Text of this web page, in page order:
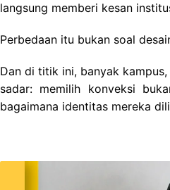
langsung memberi kesan
Perbedaan itu bukan soal
Dan di titik ini, banyak
sadar: memilih konveksi
bagaimana identitas mereka